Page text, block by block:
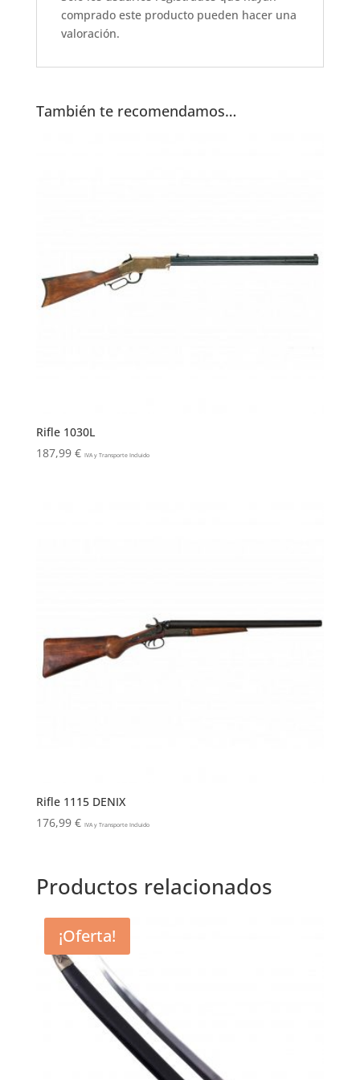
o
k
p
comprado este producto pueden hacer una
valoración.
También te recomendamos…
Rifle 1030L
187,99 € IVA y Transporte Incluido
Rifle 1115 DENIX
176,99 € IVA y Transporte Incluido
Productos relacionados
¡Oferta!